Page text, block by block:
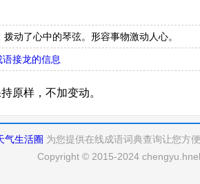
动了心中的琴弦。形容事物激动人心。
接龙的信息
原样，不加变动。
气生活圈 为您提供在线成语词典查询让您方
Copyright © 2015-2024